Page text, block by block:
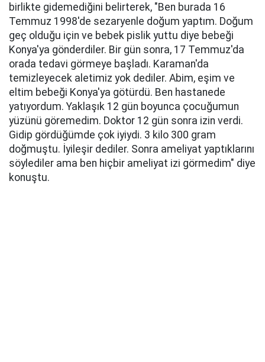
birlikte gidemediğini belirterek, "Ben burada 16
Temmuz 1998'de sezaryenle doğum yaptım. Doğum
geç olduğu için ve bebek pislik yuttu diye bebeği
Konya'ya gönderdiler. Bir gün sonra, 17 Temmuz'da
orada tedavi görmeye başladı. Karaman'da
temizleyecek aletimiz yok dediler. Abim, eşim ve
eltim bebeği Konya'ya götürdü. Ben hastanede
yatıyordum. Yaklaşık 12 gün boyunca çocuğumun
yüzünü göremedim. Doktor 12 gün sonra izin verdi.
Gidip gördüğümde çok iyiydi. 3 kilo 300 gram
doğmuştu. İyileşir dediler. Sonra ameliyat yaptıklarını
söylediler ama ben hiçbir ameliyat izi görmedim" diye
konuştu.